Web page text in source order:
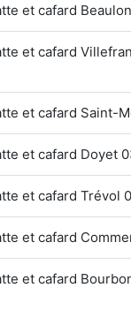
et cafard
et cafard
et cafard Saint-
et cafard Doyet
et cafard Trévol
et cafard
et cafard